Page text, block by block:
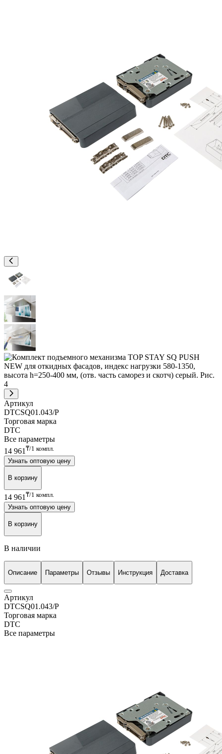
Артикул
DTCSQ01.043/P
Торговая марка
DTC
Все параметры
14 961 ₸/1 компл.
Узнать оптовую цену
В корзину
14 961 ₸/1 компл.
Узнать оптовую цену
В корзину
В наличии
Описание Параметры Отзывы Инструкция Доставка
Артикул
DTCSQ01.043/P
Торговая марка
DTC
Все параметры